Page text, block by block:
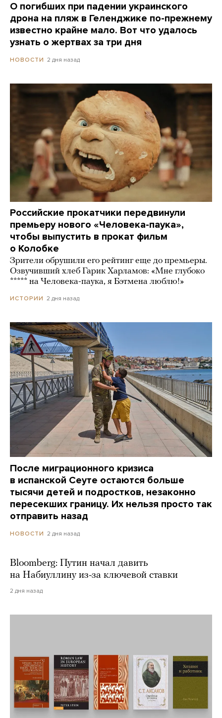
О погибших при падении украинского
дрона на пляж в Геленджике по-прежнему
известно крайне мало. Вот что удалось
узнать о жертвах за три дня
НОВОСТИ 2 дня назад
Российские прокатчики передвинули
премьеру нового «Человека-паука»,
чтобы выпустить в прокат фильм
о Колобке
Зрители обрушили его рейтинг еще до премьеры.
Озвучивший хлеб Гарик Харламов: «Мне глубоко
***** на Человека-паука, я Бэтмена люблю!»
ИСТОРИИ 2 дня назад
После миграционного кризиса
в испанской Сеуте остаются больше
тысячи детей и подростков, незаконно
пересекших границу. Их нельзя просто так
отправить назад
НОВОСТИ 2 дня назад
Bloomberg: Путин начал давить
на Набиуллину из-за ключевой ставки
2 дня назад